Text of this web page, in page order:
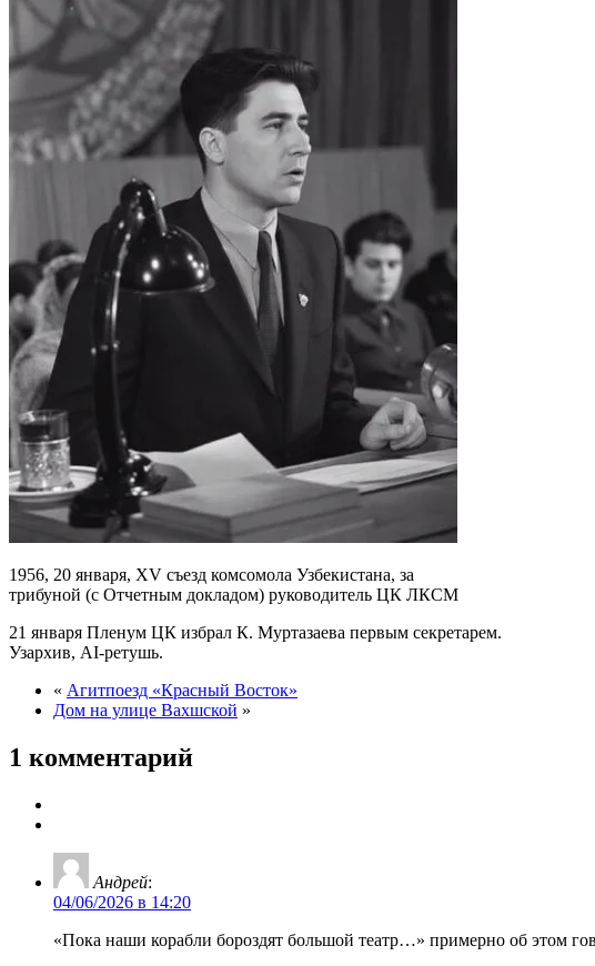
1956, 20 января, XV съезд комсомола Узбекистана, за
трибуной (с Отчетным докладом) руководитель ЦК ЛКСМ
21 января Пленум ЦК избрал К. Муртазаева первым секретарем.
Узархив, AI-ретушь.
« Агитпоезд «Красный Восток»
Дом на улице Вахшской »
1 комментарий
Андрей:
04/06/2026 в 14:20
«Пока наши корабли бороздят большой театр…» примерно об этом